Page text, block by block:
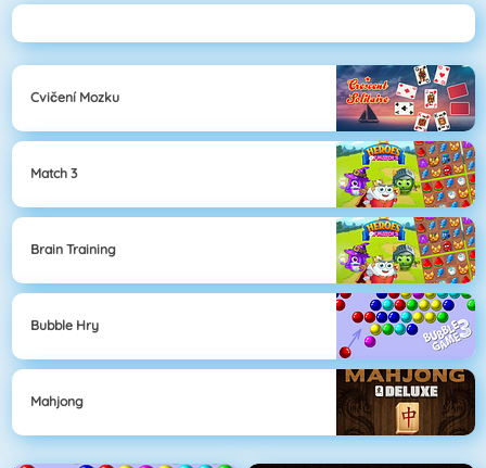
Cvičení Mozku
Match 3
Brain Training
Bubble Hry
Mahjong